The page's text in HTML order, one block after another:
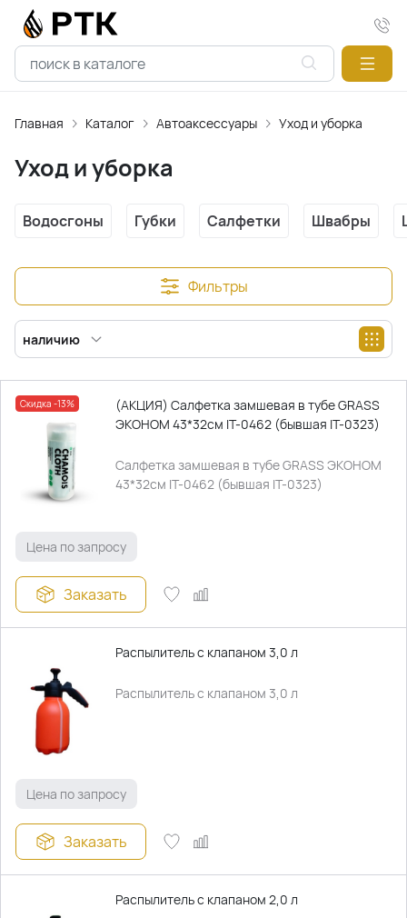
Главная Каталог Автоаксессуары Уход и уборка
Уход и уборка
Водосгоны Губки Салфетки Швабры
Фильтры
наличию
Скидка -13%
(АКЦИЯ) Салфетка замшевая в тубе GRASS
ЭКОНОМ 43*32см IT-0462 (бывшая IT-0323)
Салфетка замшевая в тубе GRASS ЭКОНОМ
43*32см IT-0462 (бывшая IT-0323)
Цена по запросу
Заказать
Распылитель с клапаном 3,0 л
Распылитель с клапаном 3,0 л
Цена по запросу
Заказать
Распылитель с клапаном 2,0 л